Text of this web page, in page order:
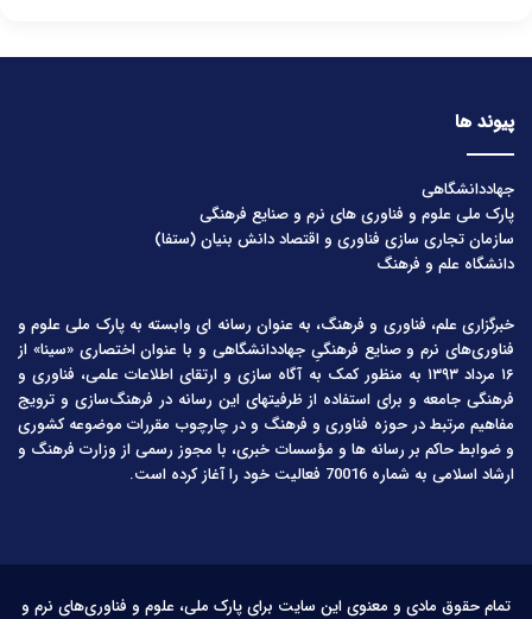
پیوند ها
جهاددانشگاهی
پارک ملی علوم و فناوری های نرم و صنایع فرهنگی
سازمان تجاری سازی فناوری و اقتصاد دانش بنیان (ستفا)
دانشگاه علم و فرهنگ
خبرگزاری علم، فناوری و فرهنگ، به عنوان رسانه ای وابسته به پارک ملی علوم و
فناوری‌های نرم و صنایع فرهنگیِ جهاددانشگاهی و با عنوان اختصاری «سینا» از
۱۶ مرداد ۱۳۹۳ به منظور کمک به آگاه سازی و ارتقای اطلاعات علمی، فناوری و
فرهنگی جامعه و برای استفاده از ظرفیتهای این رسانه در فرهنگ‌سازی و ترویج
مفاهیم مرتبط در حوزه فناوری و فرهنگ و در چارچوب مقررات موضوعه کشوری
و ضوابط حاکم بر رسانه ها و مؤسسات خبری، با مجوز رسمی از وزارت فرهنگ و
ارشاد اسلامی به شماره 70016 فعالیت خود را آغاز کرده است.
تمام حقوق مادی و معنوی این سایت برای پارک ملی، علوم و فناوری‌های نرم و